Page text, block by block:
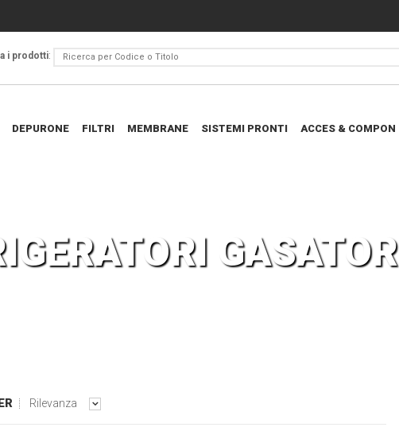
i prodotti:
DEPURONE FILTRI MEMBRANE SISTEMI PRONTI ACCES & COMPON
Rilevanza